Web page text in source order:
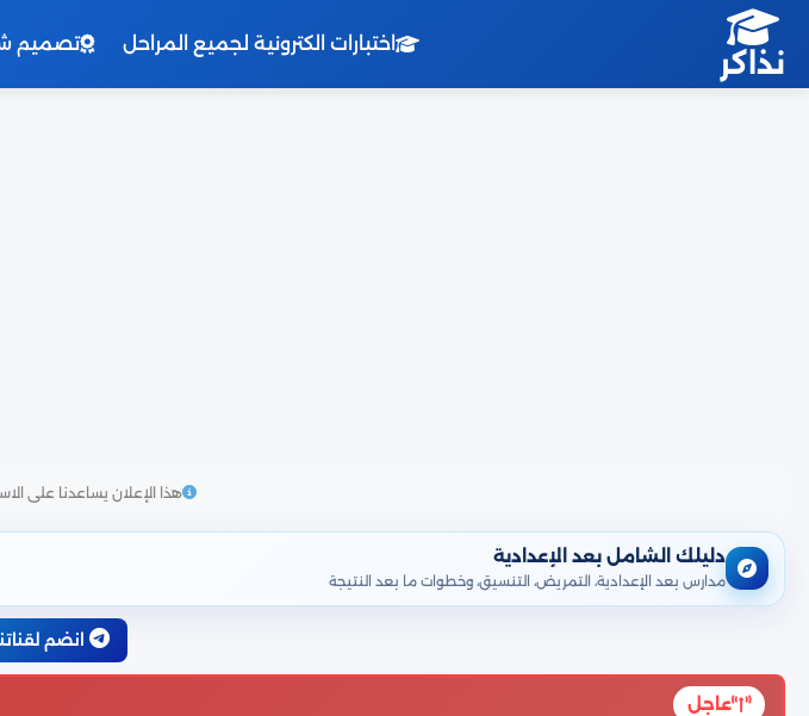
نذاكر
اختبارات الكترونية لجميع المراحل تصميم
هذا الإعلان يساعدنا على
دليلك الشامل بعد الإعدادية
مدارس بعد الإعدادية، التمريض، التنسيق، وخطوات ما بعد النتيجة
انضم
عاجل